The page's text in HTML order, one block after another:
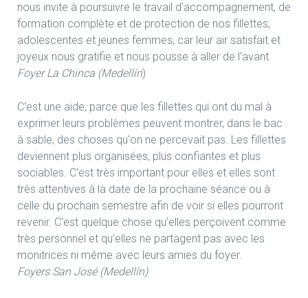
nous invite à poursuivre le travail d'accompagnement, de
formation complète et de protection de nos fillettes,
adolescentes et jeunes femmes, car leur air satisfait et
joyeux nous gratifie et nous pousse à aller de l'avant.
Foyer La Chinca (Medellín)
C'est une aide, parce que les fillettes qui ont du mal à
exprimer leurs problèmes peuvent montrer, dans le bac
à sable, des choses qu'on ne percevait pas. Les fillettes
deviennent plus organisées, plus confiantes et plus
sociables. C'est très important pour elles et elles sont
très attentives à la date de la prochaine séance ou à
celle du prochain semestre afin de voir si elles pourront
revenir. C'est quelque chose qu’elles perçoivent comme
très personnel et qu’elles ne partagent pas avec les
monitrices ni même avec leurs amies du foyer.
Foyers San José (Medellín)